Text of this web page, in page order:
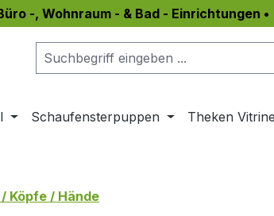
-, Wohnraum - & Bad - Einrichtungen •
Schaufensterpuppen Theken
Köpfe / Hände